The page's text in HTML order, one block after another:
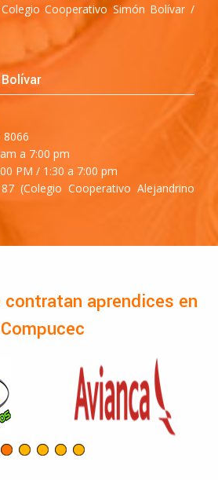
Cooperativo Simón Bolívar /
8066
a 7:00 pm
PM / 1:30 a 7:00 pm
(Colegio Cooperativo Alejandrino
contratan aprendices en
Compucec